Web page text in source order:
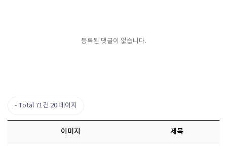
등록된 댓글이 없습니다.
Total 71건 20 페이지
이미지 제목